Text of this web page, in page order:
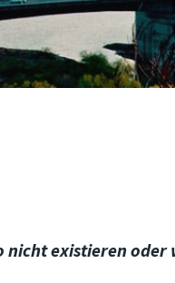
nicht existieren